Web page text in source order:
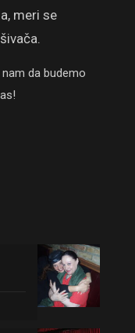
meri se
da budemo